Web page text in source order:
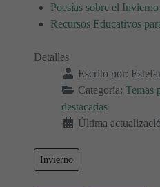
Poesías sobre el Invierno
Recursos Educativos
Detalles
Escrito por:
Categoría: Temas
destacadas
Última
Invierno